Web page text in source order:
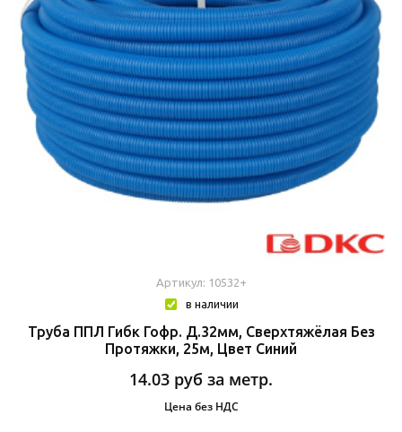
Артикул: 10532+
в наличии
Труба ППЛ Гибк Гофр. Д.32мм, Сверхтяжёлая Без
Протяжки, 25м, Цвет Синий
14.03 руб за метр.
Цена без НДС